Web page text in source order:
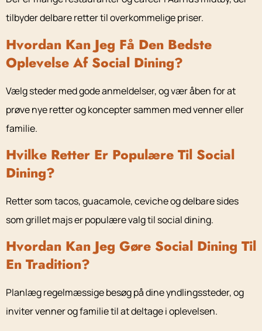
tilbyder delbare retter til overkommelige priser.
Hvordan Kan Jeg Få Den Bedste
Oplevelse Af Social Dining?
Vælg steder med gode anmeldelser, og vær åben for at
prøve nye retter og koncepter sammen med venner eller
familie.
Hvilke Retter Er Populære Til Social
Dining?
Retter som tacos, guacamole, ceviche og delbare sides
som grillet majs er populære valg til social dining.
Hvordan Kan Jeg Gøre Social Dining Til
En Tradition?
Planlæg regelmæssige besøg på dine yndlingssteder, og
inviter venner og familie til at deltage i oplevelsen.